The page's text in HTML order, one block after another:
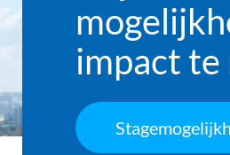
impact te